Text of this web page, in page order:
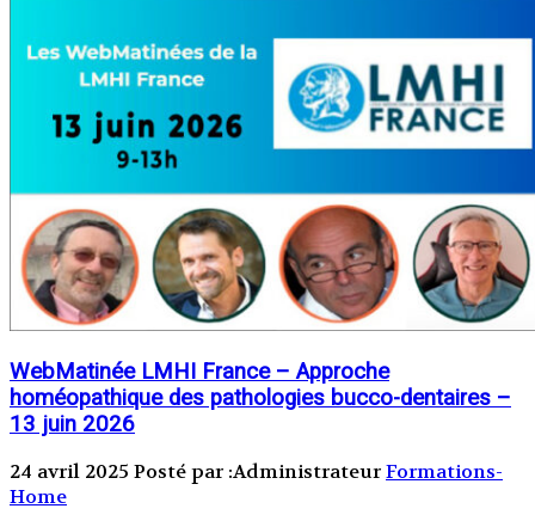
WebMatinée LMHI France – Approche
homéopathique des pathologies bucco-dentaires –
13 juin 2026
24 avril 2025 Posté par :AdministrateurFormations-
Home